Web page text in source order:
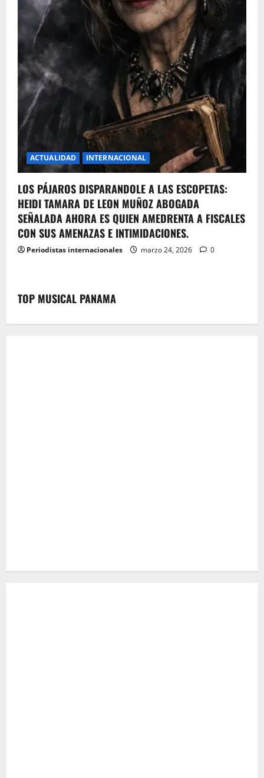
ACTUALIDAD INTERNACIONAL
LOS PÁJAROS DISPARANDOLE A LAS ESCOPETAS:
HEIDI TAMARA DE LEON MUÑOZ ABOGADA
SEÑALADA AHORA ES QUIEN AMEDRENTA A FISCALES
CON SUS AMENAZAS E INTIMIDACIONES.
Periodistas internacionales marzo 24, 2026 0
TOP MUSICAL PANAMA